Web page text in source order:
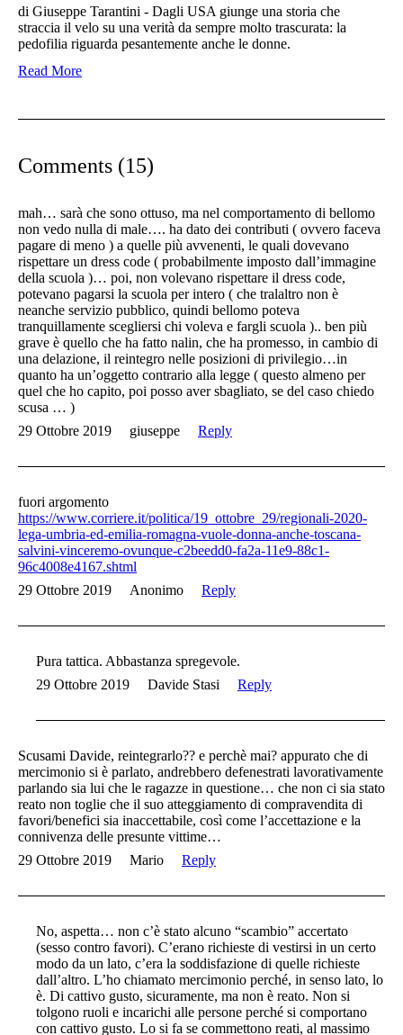
di Giuseppe Tarantini - Dagli USA giunge una storia che
straccia il velo su una verità da sempre molto trascurata: la
pedofilia riguarda pesantemente anche le donne.
Read More
Comments (15)
mah… sarà che sono ottuso, ma nel comportamento di bellomo
non vedo nulla di male…. ha dato dei contributi ( ovvero faceva
pagare di meno ) a quelle più avvenenti, le quali dovevano
rispettare un dress code ( probabilmente imposto dall’immagine
della scuola )… poi, non volevano rispettare il dress code,
potevano pagarsi la scuola per intero ( che tralaltro non è
neanche servizio pubblico, quindi bellomo poteva
tranquillamente scegliersi chi voleva e fargli scuola ).. ben più
grave è quello che ha fatto nalin, che ha promesso, in cambio di
una delazione, il reintegro nelle posizioni di privilegio…in
quanto ha un’oggetto contrario alla legge ( questo almeno per
quel che ho capito, poi posso aver sbagliato, se del caso chiedo
scusa … )
29 Ottobre 2019
giuseppe Reply
fuori argomento
https://www.corriere.it/politica/19_ottobre_29/regionali-2020-
lega-umbria-ed-emilia-romagna-vuole-donna-anche-toscana-
salvini-vinceremo-ovunque-c2beedd0-fa2a-11e9-88c1-
96c4008e4167.shtml
29 Ottobre 2019
Anonimo Reply
Pura tattica. Abbastanza spregevole.
29 Ottobre 2019
Davide Stasi Reply
Scusami Davide, reintegrarlo?? e perchè mai? appurato che di
mercimonio si è parlato, andrebbero defenestrati lavorativamente
parlando sia lui che le ragazze in questione… che non ci sia stato
reato non toglie che il suo atteggiamento di compravendita di
favori/benefici sia inaccettabile, così come l’accettazione e la
connivenza delle presunte vittime…
29 Ottobre 2019
Mario Reply
No, aspetta… non c’è stato alcuno “scambio” accertato
(sesso contro favori). C’erano richieste di vestirsi in un certo
modo da un lato, c’era la soddisfazione di quelle richieste
dall’altro. L’ho chiamato mercimonio perché, in senso lato, lo
è. Di cattivo gusto, sicuramente, ma non è reato. Non si
tolgono ruoli e incarichi alle persone perché si comportano
con cattivo gusto. Lo si fa se commettono reati, al massimo